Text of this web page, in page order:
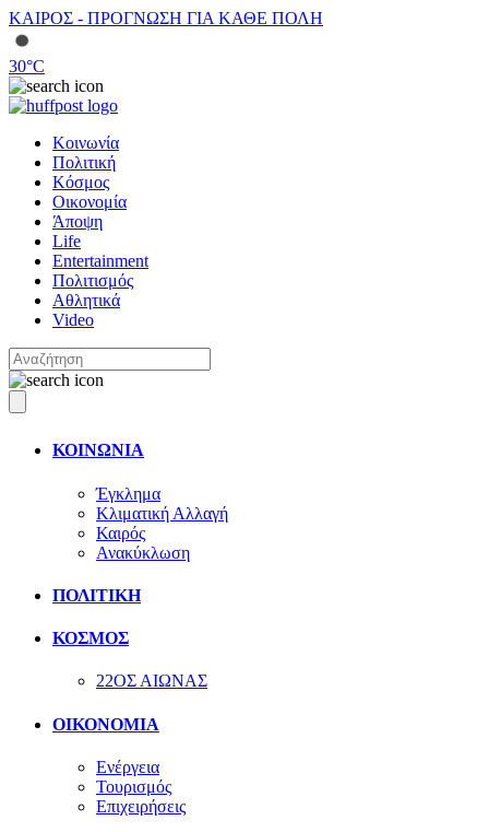
ΚΑΙΡΟΣ - ΠΡΟΓΝΩΣΗ ΓΙΑ ΚΑΘΕ ΠΟΛΗ
30°C
Κοινωνία
Πολιτική
Κόσμος
Οικονομία
Άποψη
Life
Entertainment
Πολιτισμός
Αθλητικά
Video
ΚΟΙΝΩΝΙΑ
Έγκλημα
Κλιματική Αλλαγή
Καιρός
Ανακύκλωση
ΠΟΛΙΤΙΚΗ
ΚΟΣΜΟΣ
22ΟΣ ΑΙΩΝΑΣ
ΟΙΚΟΝΟΜΙΑ
Ενέργεια
Τουρισμός
Επιχειρήσεις